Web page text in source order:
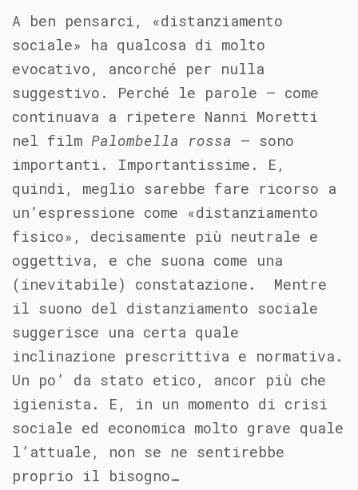
A ben pensarci, «distanziamento
sociale» ha qualcosa di molto
evocativo, ancorché per nulla
suggestivo. Perché le parole – come
continuava a ripetere Nanni Moretti
nel film Palombella rossa – sono
importanti. Importantissime. E,
quindi, meglio sarebbe fare ricorso a
un’espressione come «distanziamento
fisico», decisamente più neutrale e
oggettiva, e che suona come una
(inevitabile) constatazione. Mentre
il suono del distanziamento sociale
suggerisce una certa quale
inclinazione prescrittiva e normativa.
Un po’ da stato etico, ancor più che
igienista. E, in un momento di crisi
sociale ed economica molto grave quale
l’attuale, non se ne sentirebbe
proprio il bisogno…